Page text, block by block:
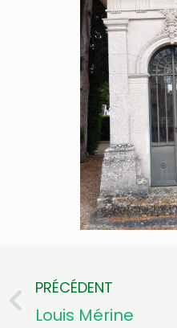
Précédent
PRÉCÉDENT
Louis Mérine